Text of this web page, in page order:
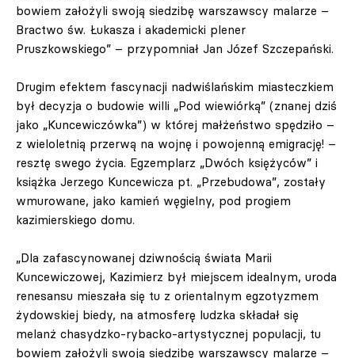
bowiem założyli swoją siedzibę warszawscy malarze –
Bractwo św. Łukasza i akademicki plener
Pruszkowskiego” – przypomniał Jan Józef Szczepański.
Drugim efektem fascynacji nadwiślańskim miasteczkiem
był decyzja o budowie willi „Pod wiewiórką” (znanej dziś
jako „Kuncewiczówka”) w której małżeństwo spędziło –
z wieloletnią przerwą na wojnę i powojenną emigrację! –
resztę swego życia. Egzemplarz „Dwóch księżyców” i
książka Jerzego Kuncewicza pt. „Przebudowa”, zostały
wmurowane, jako kamień węgielny, pod progiem
kazimierskiego domu.
„Dla zafascynowanej dziwnością świata Marii
Kuncewiczowej, Kazimierz był miejscem idealnym, uroda
renesansu mieszała się tu z orientalnym egzotyzmem
żydowskiej biedy, na atmosferę ludzka składał się
melanż chasydzko-rybacko-artystycznej populacji, tu
bowiem założyli swoją siedzibę warszawscy malarze –